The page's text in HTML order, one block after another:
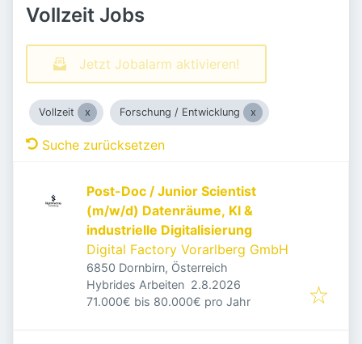
Vollzeit Jobs
Jetzt Jobalarm aktivieren!
Vollzeit Forschung / Entwicklung
Suche zurücksetzen
Post-Doc / Junior Scientist
(m/w/d) Datenräume, KI &
industrielle Digitalisierung
Digital Factory Vorarlberg GmbH
6850 Dornbirn, Österreich
Hybrides Arbeiten Veröffentlicht
2.8.2026
71.000€ bis 80.000€ pro Jahr